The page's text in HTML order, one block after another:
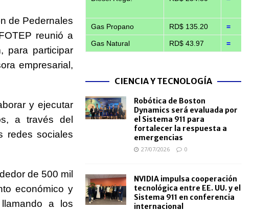
de Pedernales
reunió a
para participar
empresarial,
y ejecutar
a través del
redes sociales
de 500 mil
económico y
a los
Gas Propano RD$ 135.20 =
Gas Natural RD$ 43.97 =
CIENCIA Y TECNOLOGÍA
Robótica de Boston
Dynamics será evaluada por
el Sistema 911 para
fortalecer la respuesta a
emergencias
27/07/2026 0
NVIDIA impulsa cooperación
tecnológica entre EE. UU. y el
Sistema 911 en conferencia
internacional